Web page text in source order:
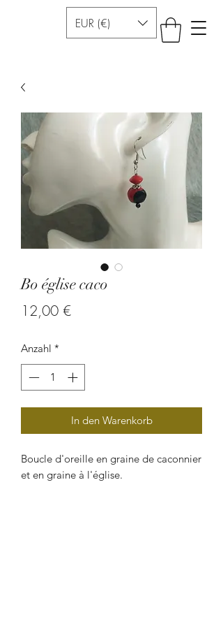
EUR (€)
Bo église caco
12,00 €Preis
Anzahl *
In den Warenkorb
Boucle d'oreille en graine de caconnier
et en graine à l'église.